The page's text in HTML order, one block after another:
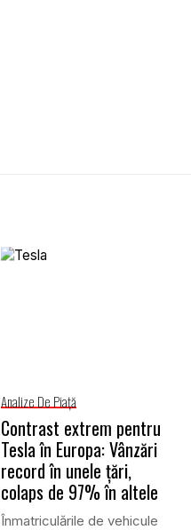
Analize De Piață
Contrast extrem pentru
Tesla în Europa: Vânzări
record în unele țări,
colaps de 97% în altele
Înmatriculările de vehicule